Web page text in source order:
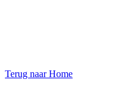
Terug naar Home